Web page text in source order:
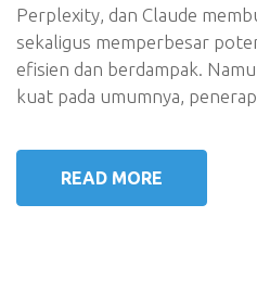
Perplexity, dan Claude
sekaligus memperbesar
efisien dan berdampak.
kuat pada umumnya,
READ MORE